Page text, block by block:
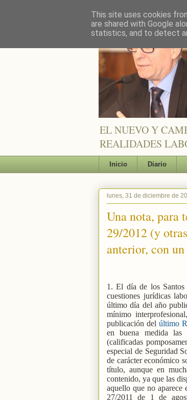
EL NUEVO Y
REALIDADES
Inicio Diario
lunes, 31 de diciembre de
Una nota, para
29/2012 (y
anterior, con
1. El día de los Santos
cuestiones jurídicas
último día del año
mínimo
publicación delúltimo
en buena medida las
(calificadas
especial de Seguridad
de carácter económico
título, aunque en
contenido, ya que las
aquello que no
27/2011 de 1 de
This site uses cookies
are shared with Google
statistics, and to detect